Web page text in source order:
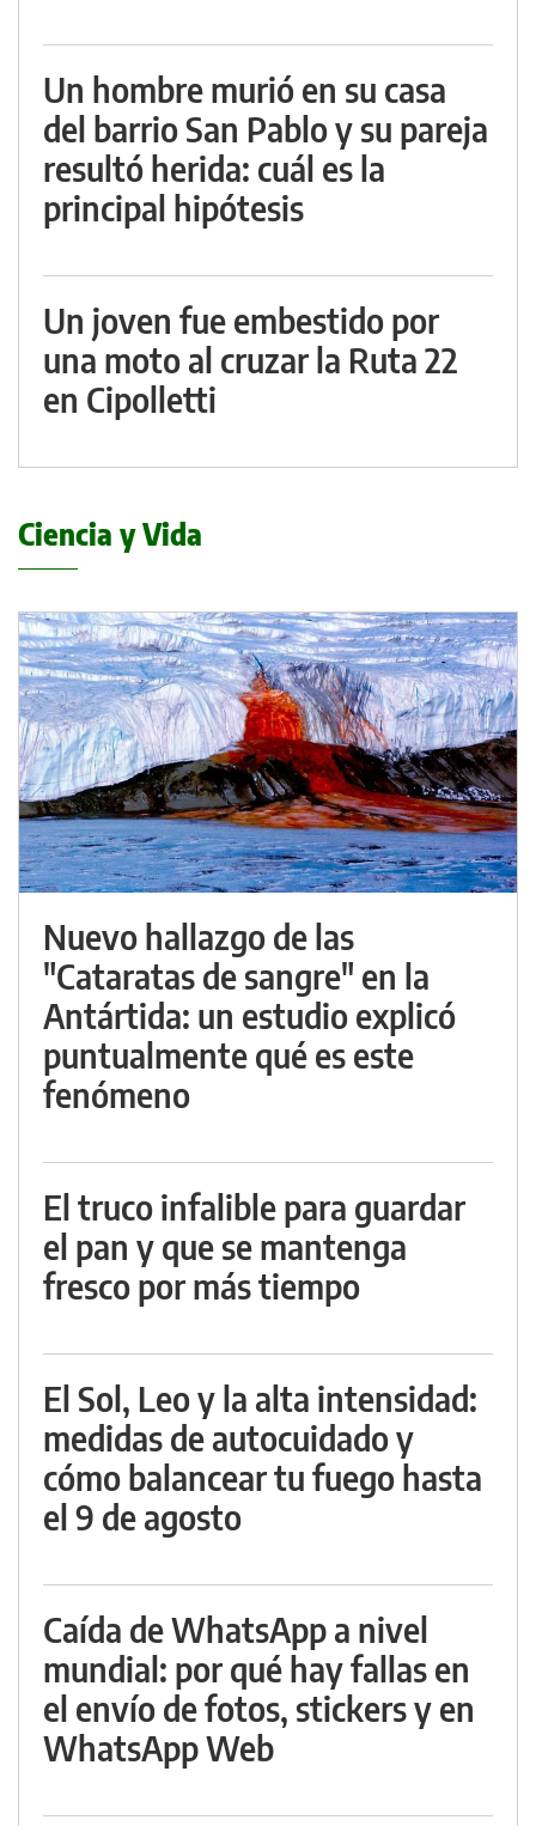
Un hombre murió en su casa
del barrio San Pablo y su pareja
resultó herida: cuál es la
principal hipótesis
Un joven fue embestido por
una moto al cruzar la Ruta 22
en Cipolletti
Ciencia y Vida
Nuevo hallazgo de las
"Cataratas de sangre" en la
Antártida: un estudio explicó
puntualmente qué es este
fenómeno
El truco infalible para guardar
el pan y que se mantenga
fresco por más tiempo
El Sol, Leo y la alta intensidad:
medidas de autocuidado y
cómo balancear tu fuego hasta
el 9 de agosto
Caída de WhatsApp a nivel
mundial: por qué hay fallas en
el envío de fotos, stickers y en
WhatsApp Web